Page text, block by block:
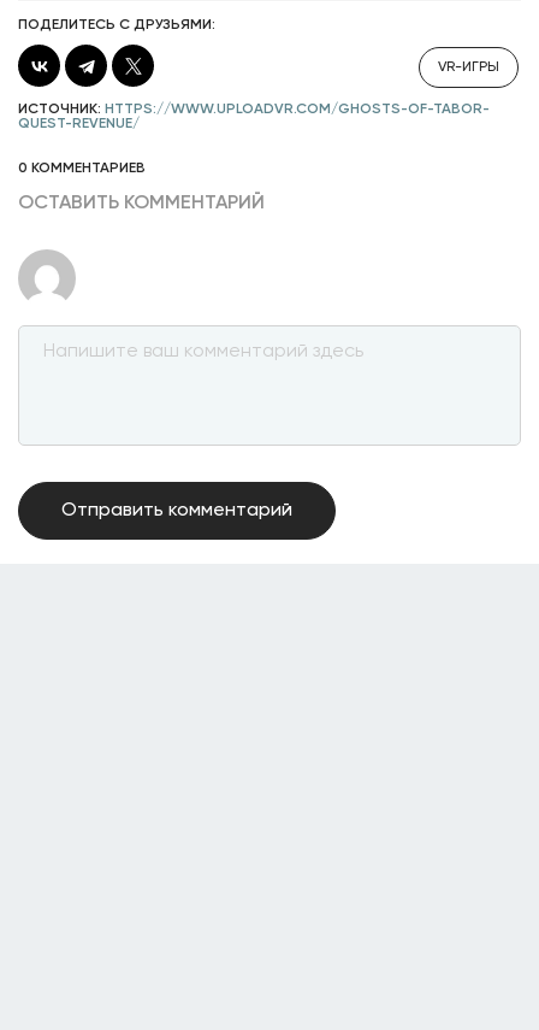
ПОДЕЛИТЕСЬ С ДРУЗЬЯМИ:
VR-ИГРЫ
ИСТОЧНИК: HTTPS://WWW.UPLOADVR.COM/GHOSTS-OF-TABOR-
QUEST-REVENUE/
0 КОММЕНТАРИЕВ
ОСТАВИТЬ КОММЕНТАРИЙ